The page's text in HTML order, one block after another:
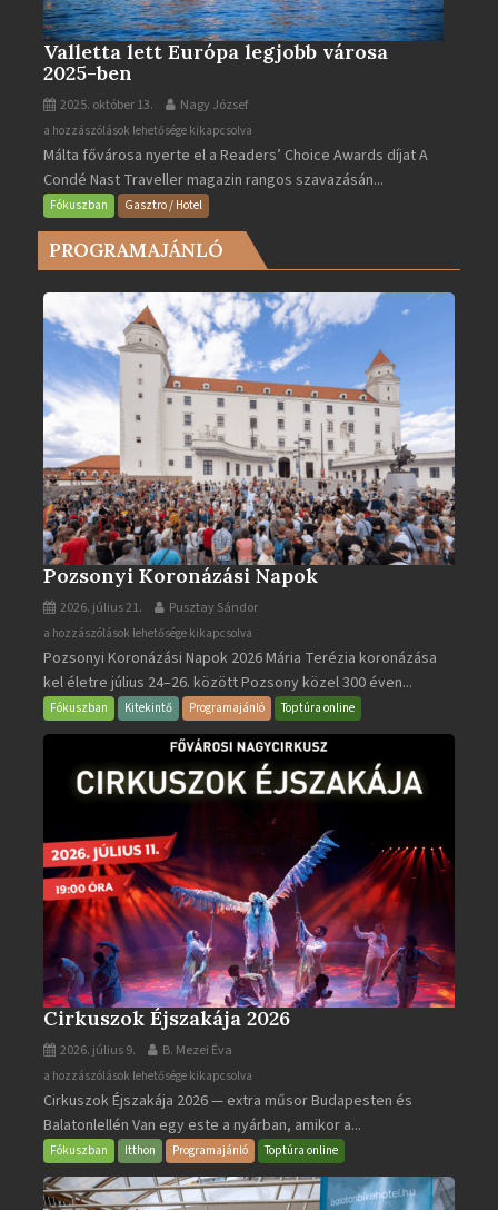
Valletta lett Európa legjobb városa
2025-ben
2025. október 13. Nagy József
Valletta
lett
Európa
legjobb
2025-
ben
bejegyzéshez
a hozzászólások lehetősége kikapcsolva
Málta fővárosa nyerte el a Readers’ Choice Awards díjat A
Condé Nast Traveller magazin rangos szavazásán...
Fókuszban Gasztro / Hotel
PROGRAMAJÁNLÓ
Pozsonyi Koronázási Napok
2026. július 21. Pusztay Sándor
Pozsonyi
Koronázási
Napok
bejegyzéshez
a hozzászólások lehetősége kikapcsolva
Pozsonyi Koronázási Napok 2026 Mária Terézia koronázása
kel életre július 24–26. között Pozsony közel 300 éven...
Fókuszban Kitekintő Programajánló Toptúra online
Cirkuszok Éjszakája 2026
2026. július 9. B. Mezei Éva
Cirkuszok
Éjszakája
2026
bejegyzéshez
a hozzászólások lehetősége kikapcsolva
Cirkuszok Éjszakája 2026 — extra műsor Budapesten és
Balatonlellén Van egy este a nyárban, amikor a...
Fókuszban Itthon Programajánló Toptúra online